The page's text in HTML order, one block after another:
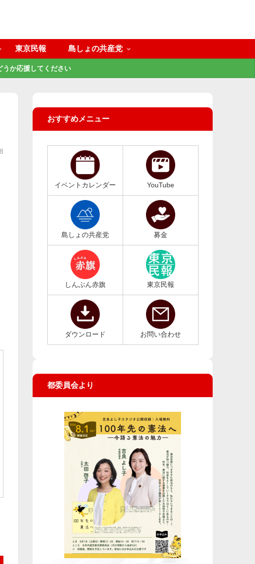
東京民報 島しょの共産党
うか応援してください
おすすめメニュー
イベントカレンダー YouTube
島しょの共産党 募金
しんぶん赤旗 東京民報
ダウンロード お問い合わせ
都委員会より